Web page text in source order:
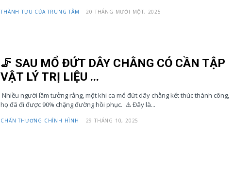
THÀNH TỰU CỦA TRUNG TÂM 20 THÁNG MƯỜI MỘT, 2025
🦵 SAU MỔ ĐỨT DÂY CHẰNG CÓ CẦN TẬP
VẬT LÝ TRỊ LIỆU ...
Nhiều người lầm tưởng rằng, một khi ca mổ đứt dây chằng kết thúc thành công,
họ đã đi được 90% chặng đường hồi phục. ⚠️ Đây là...
CHẤN THƯƠNG CHỈNH HÌNH 29 THÁNG 10, 2025